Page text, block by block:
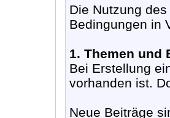
Die Nutzung
Bedingungen in
1. Themen und
Bei Erstellung
vorhanden ist.
Neue Beiträge